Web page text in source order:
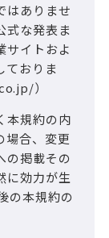
はありませ
式な発表ま
サイトおよ
ておりま
）
本規約の内
場合、変更
の掲載その
に効力が生
の本規約の